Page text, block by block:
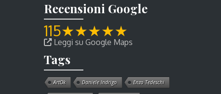
Recensioni Google
115★★★★★
Leggi su Google Maps
Tags
ArtOk Daniele Indrigo Enzo Tedeschi